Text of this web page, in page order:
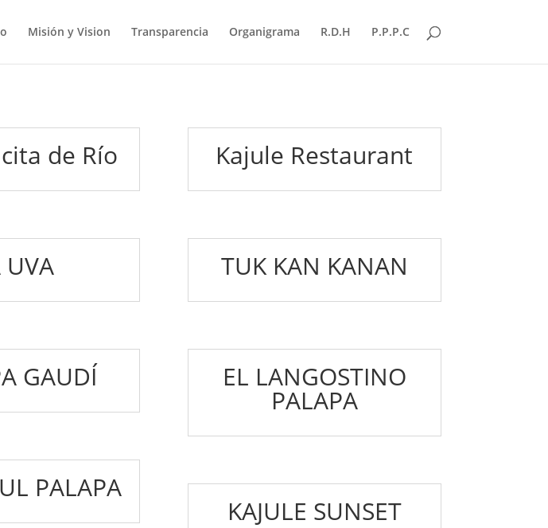
Misión y Vision Transparencia Organigrama R.D.H P.P.P.C
de Río
UVA
GAUDÍ
PALAPA
Kajule Restaurant
TUK KAN KANAN
EL LANGOSTINO
PALAPA
KAJULE SUNSET